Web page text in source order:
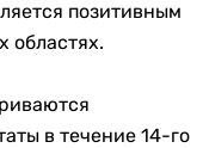
позитивным
областях.
в течение 14-го